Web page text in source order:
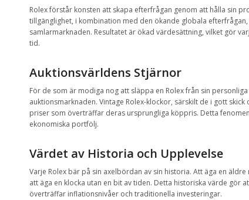
Rolex förstår konsten att skapa efterfrågan genom att hålla sin
tillgänglighet, i kombination med den ökande globala
samlarmarknaden. Resultatet är ökad värdesättning, vilket gör
tid.
Auktionsvärldens Stjärnor
För de som är modiga nog att släppa en Rolex från sin
auktionsmarknaden. Vintage Rolex-klockor, särskilt de i gott
priser som överträffar deras ursprungliga köppris. Detta
ekonomiska portfölj.
Värdet av Historia och Upplevelse
Varje Rolex bär på sin axelbördan av sin historia. Att äga en
att äga en klocka utan en bit av tiden. Detta historiska värde gör
överträffar inflationsnivåer och traditionella investeringar.